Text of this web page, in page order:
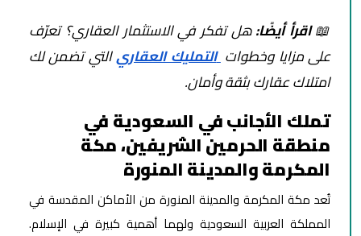
📖اقرأ أيضًا:هل تفكر في الاستثمار العقاري؟ تعرّف
على مزايا وخطواتالتمليك العقاريالتي تضمن لك
امتلاك عقارك بثقة وأمان.
تملك الأجانب في السعودية في
منطقة الحرمين الشريفين، مكة
المكرمة والمدينة المنورة
تُعد مكة المكرمة والمدينة المنورة من الأماكن المقدسة في
المملكة العربية السعودية ولهما أهمية كبيرة في الإسلام.